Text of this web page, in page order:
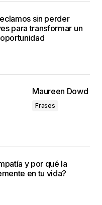
sin perder
para transformar un
Maureen Dowd
Frases
y por qué la
en tu vida?